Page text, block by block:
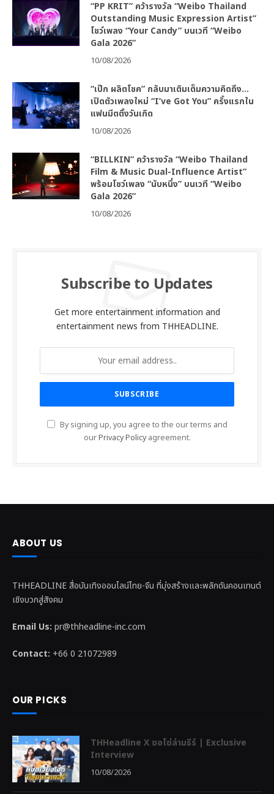
“PP KRIT” คว้ารางวัล “Weibo Thailand
Outstanding Music Expression Artist”
โชว์เพลง “Your Candy” บนเวที “Weibo
Gala 2026”
10/08/2026
“เป๊ก ผลิตโชค” กลับมาเติมเต็มความคิดถึง…
เปิดตัวเพลงใหม่ “I’ve Got You” ครั้งแรกใน
แฟนมีตติ้งวันเกิด
10/08/2026
“BILLKIN” คว้ารางวัล “Weibo Thailand
Film & Music Dual-Influence Artist”
พร้อมโชว์เพลง “นับหนึ่ง” บนเวที “Weibo
Gala 2026”
10/08/2026
Subscribe to Updates
Get more entertainment information and
entertainment news from THHEADLINE.
By signing up, you agree to the our terms and
ourPrivacy Policyagreement.
ABOUT US
THHEADLINE สื่อบันเทิงออนไลน์ไทย-จีน ที่มุ่งสร้างและพลักดันคอนเทนต์
เชิงบวกสู่สังคม
Email Us: pr@thheadline-inc.com
Contact: +66 0 21072989
OUR PICKS
THHeadline X ซอโซ่ล่ามธีร์ | Exclusive
Interview
10/08/2026